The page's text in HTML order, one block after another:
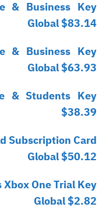
& Business Key
Global $83.14
& Business Key
Global $63.93
& Students Key
$38.39
Subscription Card
Global $50.12
One Trial Key
Global $2.82